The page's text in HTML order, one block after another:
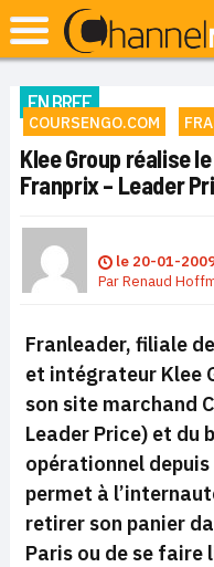
EN BREF
COURSENGO.COM
Klee Group réalise
Franprix – Leader
le 20-01-
ParRenaud
Franleader, filiale
et intégrateur Klee
son site marchand
Leader Price) et du
opérationnel
permet à
retirer son panier
Paris ou de se faire